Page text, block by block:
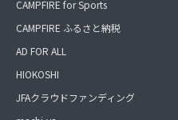
CAMPFIRE for Sports
CAMPFIRE ふるさと納税
AD FOR ALL
HIOKOSHI
JFAクラウドファンディング